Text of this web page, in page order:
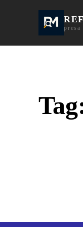
presa